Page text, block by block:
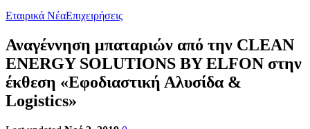
Εταιρικά ΝέαΕπιχειρήσεις
Αναγέννηση μπαταριών από την CLEAN
ENERGY SOLUTIONS BY ELFON στην
έκθεση «Εφοδιαστική Αλυσίδα &
Logistics»